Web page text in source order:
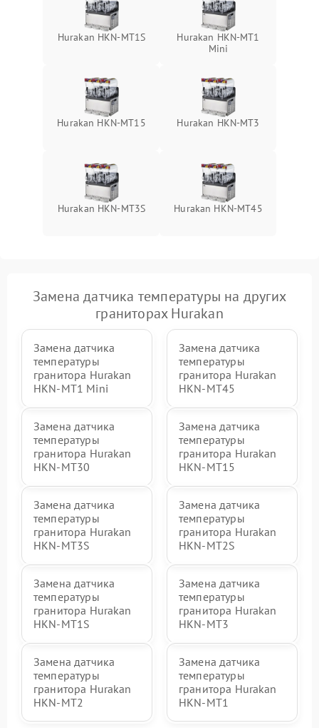
Hurakan HKN-MT1S
Hurakan HKN-MT1
Mini
Hurakan HKN-MT15 Hurakan HKN-MT3
Hurakan HKN-MT3S Hurakan HKN-MT45
Замена датчика температуры на других
граниторах Hurakan
Замена датчика
температуры
гранитора Hurakan
HKN-MT1 Mini
Замена датчика
температуры
гранитора Hurakan
HKN-MT45
Замена датчика
температуры
гранитора Hurakan
HKN-MT30
Замена датчика
температуры
гранитора Hurakan
HKN-MT15
Замена датчика
температуры
гранитора Hurakan
HKN-MT3S
Замена датчика
температуры
гранитора Hurakan
HKN-MT2S
Замена датчика
температуры
гранитора Hurakan
HKN-MT1S
Замена датчика
температуры
гранитора Hurakan
HKN-MT3
Замена датчика
температуры
гранитора Hurakan
HKN-MT2
Замена датчика
температуры
гранитора Hurakan
HKN-MT1